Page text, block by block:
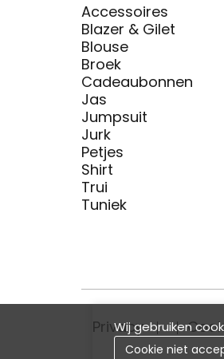
Accessoires
Blazer & Gilet
Blouse
Broek
Cadeaubonnen
Jas
Jumpsuit
Jurk
Petjes
Shirt
Trui
Tuniek
Privacy
Wij gebruiken